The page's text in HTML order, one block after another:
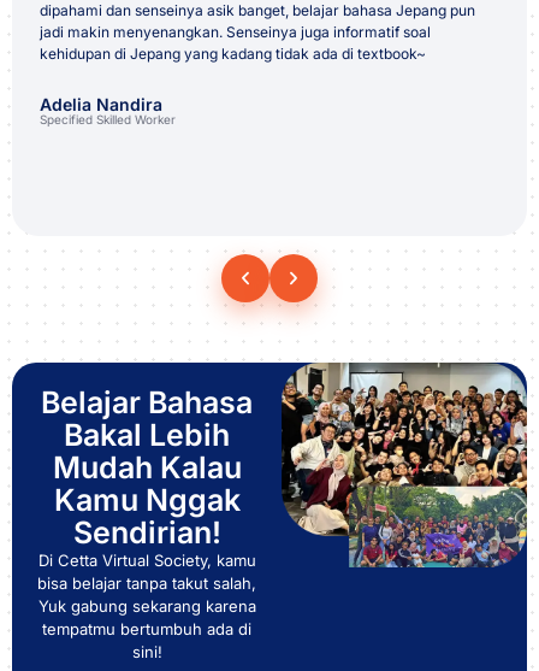
dipahami dan senseinya asik banget, belajar bahasa Jepang pun
jadi makin menyenangkan. Senseinya juga informatifsoal
kehidupan di Jepang yang kadang tidak ada di textbook~
Adelia Nandira
Specified Skilled Worker
Belajar Bahasa
Bakal Lebih
Mudah Kalau
Kamu Nggak
Sendirian!
Di Cetta Virtual Society, kamu
bisa belajar tanpa takut salah,
Yuk gabung sekarang karena
tempatmu bertumbuh ada di
sini!